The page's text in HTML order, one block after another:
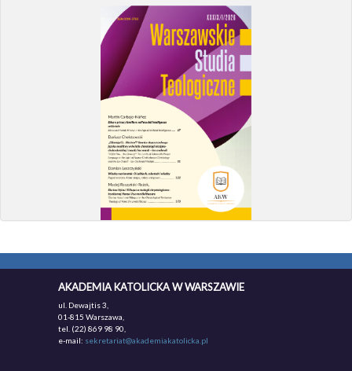
AKADEMIA KATOLICKA W WARSZAWIE
ul. Dewajtis 3,
01-815 Warszawa,
tel. (22) 869 98 90,
e-mail: sekretariat@akademiakatolicka.pl